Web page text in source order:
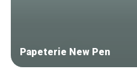
Papeterie New Pen